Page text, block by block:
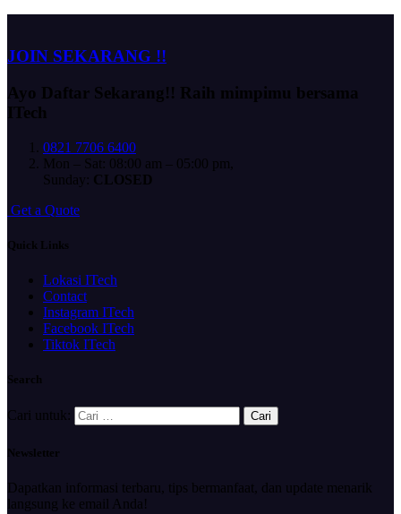
JOIN SEKARANG !!
Ayo Daftar Sekarang!! Raih mimpimu bersama
ITech
0821 7706 6400
Mon – Sat: 08:00 am – 05:00 pm,
Sunday: CLOSED
Get a Quote
Quick Links
Lokasi ITech
Contact
Instagram ITech
Facebook ITech
Tiktok ITech
Search
Cari untuk:
Newsletter
Dapatkan informasi terbaru, tips bermanfaat, dan update menarik
langsung ke email Anda!